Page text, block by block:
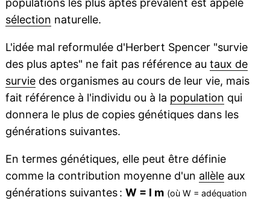
populations les plus aptes prévalent est appelé
sélection naturelle.
L'idée mal reformulée d'Herbert Spencer "survie
des plus aptes" ne fait pas référence au taux de
surviedes organismes au cours de leur vie, mais
fait référence à l'individu ou à la population qui
donnera le plus de copies génétiques dans les
générations suivantes.
En termes génétiques, elle peut être définie
comme la contribution moyenne d'un allèleaux
générations suivantes : W = l m (où W = adéquation